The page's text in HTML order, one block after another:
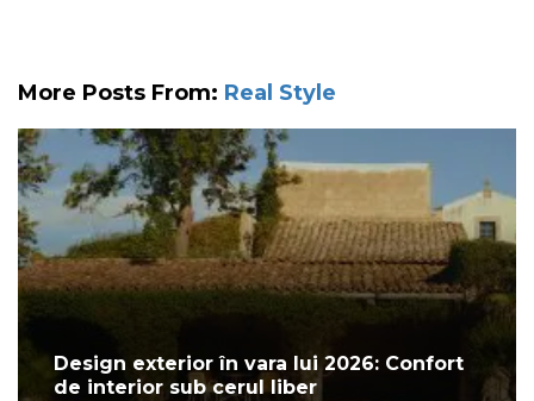
More Posts From: Real Style
Design exterior în vara lui 2026: Confort
de interior sub cerul liber